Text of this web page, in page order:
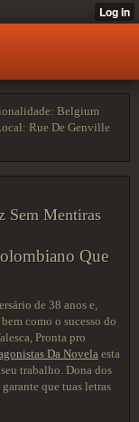
Belgium
Rue De Genville
Sem Mentiras
Que
de 38 anos e,
como o sucesso do
Pronta pro
Da Novela esta
trabalho. Dona dos
que tuas letras